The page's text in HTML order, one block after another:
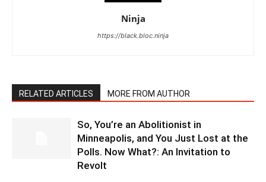
Ninja
https://black.bloc.ninja
RELATED ARTICLES MORE FROM AUTHOR
So, You’re an Abolitionist in
Minneapolis, and You Just Lost at the
Polls. Now What?: An Invitation to
Revolt